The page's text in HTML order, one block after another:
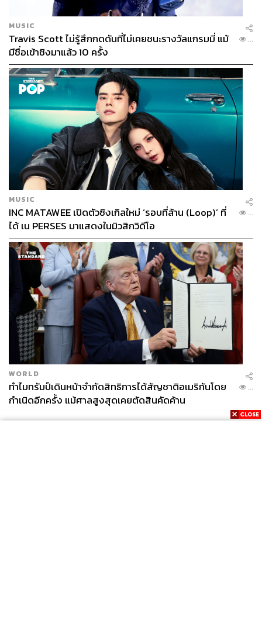
MUSIC
Travis Scott ไม่รู้สึกกดดันที่ไม่เคยชนะรางวัลแกรมมี่ แม้
มีชื่อเข้าชิงมาแล้ว 10 ครั้ง
...
MUSIC
INC MATAWEE เปิดตัวซิงเกิลใหม่ ‘รอบที่ล้าน (Loop)’ ที่
ได้ เน PERSES มาแสดงในมิวสิกวิดีโอ
...
WORLD
ทำไมทรัมป์เดินหน้าจำกัดสิทธิการได้สัญชาติอเมริกันโดย
กำเนิดอีกครั้ง แม้ศาลสูงสุดเคยตัดสินคัดค้าน
...